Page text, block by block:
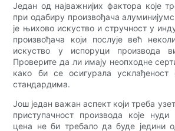
Један од најважнијих фактора које
при одабиру произвођача
је њихово искуство и стручност у
произвођача који послује већ
искуство у испоруци производа
Проверите да ли имају неопходне
како би се осигурала усклађеност
стандардима.
Још један важан аспект који треба
приступачност производа које
цена не би требало да буде једини